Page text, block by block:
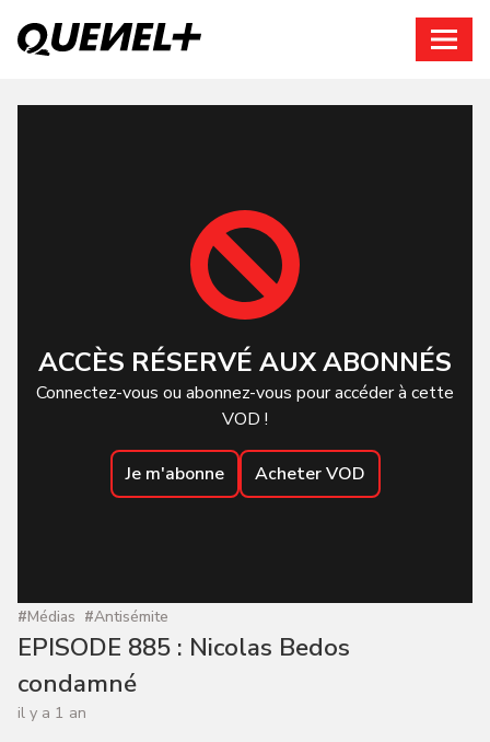
ACCÈS RÉSERVÉ AUX ABONNÉS
Connectez-vous ou abonnez-vous pour accéder à cette
VOD !
Je m'abonne Acheter VOD
#Médias #Antisémite
EPISODE 885 : Nicolas Bedos
condamné
il y a 1 an